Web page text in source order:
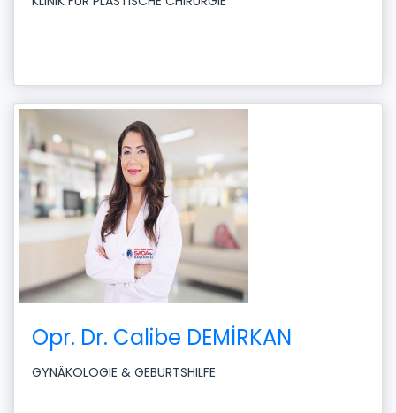
Opr. Dr. Calibe DEMİRKAN
GYNÄKOLOGIE & GEBURTSHILFE